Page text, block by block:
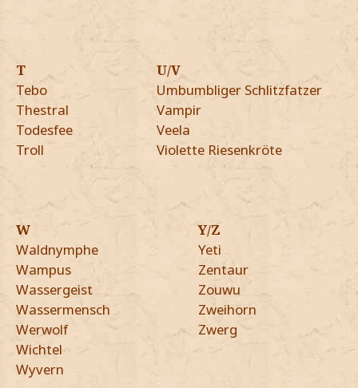
T
Tebo
Thestral
Todesfee
Troll
U/V
Umbumbliger Schlitzfatzer
Vampir
Veela
Violette Riesenkröte
W
Waldnymphe
Wampus
Wassergeist
Wassermensch
Werwolf
Wichtel
Wyvern
Y/Z
Yeti
Zentaur
Zouwu
Zweihorn
Zwerg